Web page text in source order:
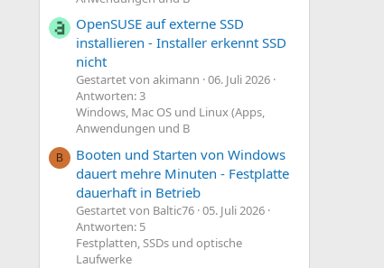
OpenSUSE auf externe SSD
installieren - Installer erkennt SSD
nicht
Gestartet von akimann 06. Juli 2026
Antworten: 3
Windows, Mac OS und Linux (Apps,
Anwendungen und B
B
Booten und Starten von Windows
dauert mehre Minuten - Festplatte
dauerhaft in Betrieb
Gestartet von Baltic76 05. Juli 2026
Antworten: 5
Festplatten, SSDs und optische
Laufwerke